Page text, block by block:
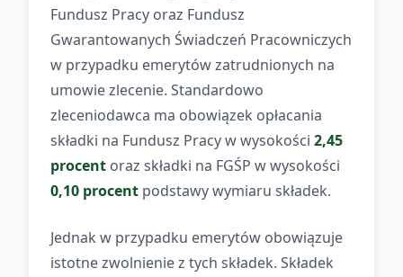
Fundusz Pracy oraz Fundusz
Gwarantowanych Świadczeń Pracowniczych
w przypadku emerytów zatrudnionych na
umowie zlecenie. Standardowo
zleceniodawca ma obowiązek opłacania
składki na Fundusz Pracy w wysokości 2,45
procent oraz składki na FGŚP w wysokości
0,10 procent podstawy wymiaru składek.
Jednak w przypadku emerytów obowiązuje
istotne zwolnienie z tych składek. Składek